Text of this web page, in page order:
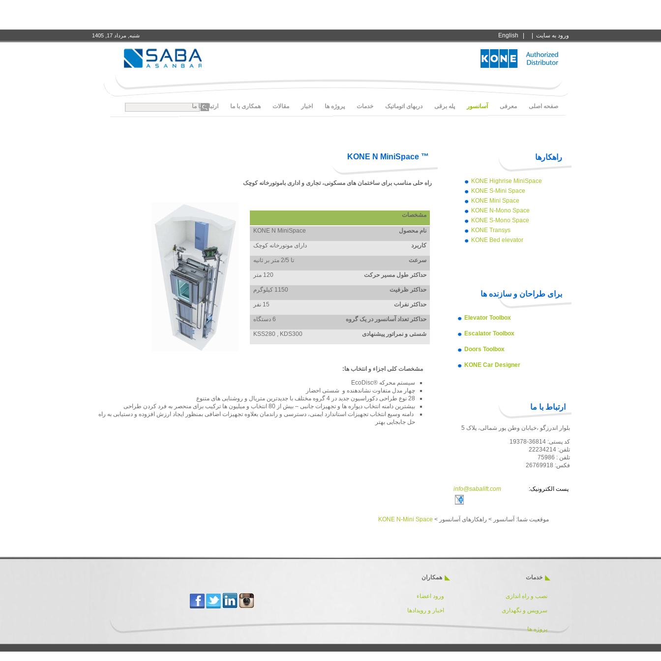
English ورود به سايت شنبه, مرداد 17, 1405
صفحه اصلی معرفی آسانسور پله برقی دربهای اتوماتیک خدمات پروژه ها اخبار مقالات همکاری با ما ارتباط با ما
راهکارها
KONE Highrise MiniSpace
KONE Mini Space
KONE N-Mono Space
KONE S-Mono Space
KONE Transys
KONE Bed elevator
برای طراحان و سازنده ها
Elevator Toolbox
Escalator Toolbox
Doors Toolbox
KONE Car Designer
ارتباط با ما
بلوار اندرزگو ،خیابان وطن پور شمالی، پلاک 5
کد پستی: 36814-19378
تلفن: 22234214
تلفن : 75986
فکس: 26769918
پست الکترونیک: info@sabalift.com
™ KONE N MiniSpace
راه حلی مناسب برای ساختمان های مسکونی، تجاری و اداری باموتورخانه کوچک
مشخصات
نام محصول KONE N MiniSpace
کاربرد دارای موتورخانه کوچک
سرعت تا 2/5 متر بر ثانیه
حداکثر طول مسیر حرکت 120 متر
حداکثر ظرفیت 1150 کیلوگرم
حداکثر نفرات 15 نفر
حداکثر تعداد آسانسور در یک گروه 6 دستگاه
شستی و نمراتور پیشنهادی KSS280 , KDS300
مشخصات کلی اجزاء و انتخاب ها:
سیستم محرکه ®EcoDisc
چهار مدل متفاوت نشاندهنده و شستی احضار
28 نوع طراحی دکوراسیون جدید در 4 گروه مختلف با جدیدترین متریال و روشنایی های متنوع
بیشترین دامنه انتخاب دیواره ها و تجهیزات جانبی – بیش از 80 انتخاب و میلیون ها ترکیب برای منحصر به فرد کردن طراحی
دامنه وسیع انتخاب تجهیزات استاندارد ایمنی، دسترسی و راندمان بعلاوه تجهیزات اضافی بمنظور ایجاد ارزش افزوده و دستیابی به راه
حل جابجایی بهتر
موقعیت شما: آسانسور > راهکارهای آسانسور >
KONE N-Mini Space
خدمات همکاران
نصب و راه اندازی ورود اعضاء
سرویس و نگهداری اخبار و رویدادها
پروژه ها